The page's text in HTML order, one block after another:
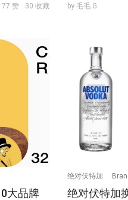
77 赞 30 收藏 by 毛毛.G
大品牌
绝对伏特加
绝对伏特加